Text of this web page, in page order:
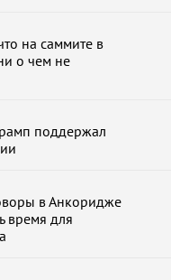
на саммите в
о чем не
поддержал
в Анкоридже
время для